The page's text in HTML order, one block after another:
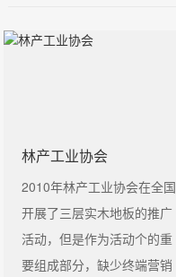
林产工业协会
2010年林产工业协会在全国
开展了三层实木地板的推广
活动，但是作为活动个的重
要组成部分，缺少终端营销